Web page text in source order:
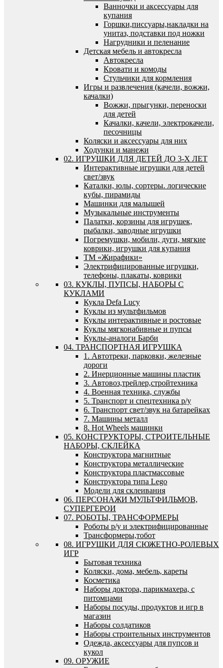
Ванночки и аксессуары для
купания
Горшки,писсуары,накладки на
унитаз, подставки под ножки
Нагрудники и пеленание
Детская мебель и автокресла
Автокресла
Кровати и комоды
Стульчики для кормления
Игры и развлечения (качели, вожжи,
качалки)
Вожжи, прыгунки, переноски
для детей
Качалки, качели, электрокачели,
песочницы
Коляски и аксессуары для них
Ходунки и манежи
02. ИГРУШКИ ДЛЯ ДЕТЕЙ ДО 3-Х ЛЕТ
Интерактивные игрушки для детей
свет/звук
Каталки, юлы, сортеры. логические
кубы, пирамиды
Машинки для малышей
Музыкальные инструменты
Палатки, корзины для игрушек,
рыбалки, заводные игрушки
Погремушки, мобили, дуги, мягкие
коврики, игрушки для купания
ТМ «Жирафики»
Электрифицированные игрушки,
телефоны, плакаты, коврики
03. КУКЛЫ, ПУПСЫ, НАБОРЫ С
КУКЛАМИ
Кукла Defa Lucy
Куклы из мультфильмов
Куклы интерактивные и ростовые
Куклы мягконабивные и пупсы
Куклы-аналоги Барби
04. ТРАНСПОРТНАЯ ИГРУШКА
1. Автотреки, парковки, железные
дороги
2. Инерционные машины пластик
3. Автовоз,трейлер,стройтехника
4. Военная техника, службы
5. Транспорт и спецтехника р/у
6. Транспорт свет/звук на батарейках
7. Машины металл
8. Hot Wheels машинки
05. КОНСТРУКТОРЫ, СТРОИТЕЛЬНЫЕ
НАБОРЫ, СКЛЕЙКА
Конструктора магнитные
Конструктора металлические
Конструктора пластмассовые
Конструктора типа Lego
Модели для склеивания
06. ПЕРСОНАЖИ МУЛЬТФИЛЬМОВ,
СУПЕРГЕРОИ
07. РОБОТЫ, ТРАНСФОРМЕРЫ
Роботы р/у и электрифицированные
Трансформеры,тобот
08. ИГРУШКИ ДЛЯ СЮЖЕТНО-РОЛЕВЫХ
ИГР
Бытовая техника
Коляски, дома, мебель, кареты
Косметика
Наборы доктора, парикмахера, с
питомцами
Наборы посуды, продуктов и игр в
магазин
Наборы солдатиков
Наборы строительных инструментов
Одежда, аксессуары для пупсов и
кукол
09. ОРУЖИЕ